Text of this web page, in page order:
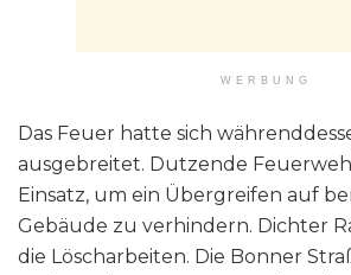
WERBUNG
Das Feuer hatte sich
ausgebreitet. Dutzende
Einsatz, um ein Übergreifen auf
Gebäude zu verhindern. Dichter
die Löscharbeiten. Die Bonner